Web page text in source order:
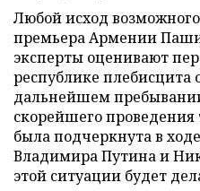
Любой исход
премьера Армении
эксперты оценивают
республике плебисцита
дальнейшем
скорейшего
была подчеркнута в
Владимира Путина и
этой ситуации будет